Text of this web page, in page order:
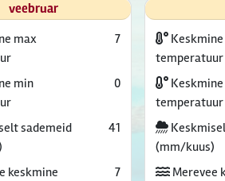
veebruar
max
7
min
0
sademeid
41
keskmine
7
temperatuur
temperatuur
(mm/kuus)
Merevee